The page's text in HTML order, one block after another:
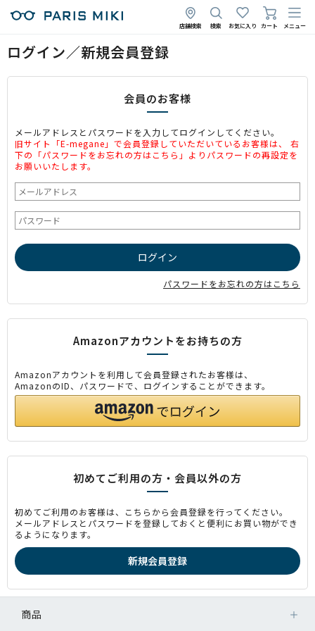
店舗検索 検索 お気に入り カート メニュー
ログイン／新規会員登録
会員のお客様
メールアドレスとパスワードを入力してログインしてください。
旧サイト「E-megane」で会員登録していただいているお客様は、 右
下の「パスワードをお忘れの方はこちら」よりパスワードの再設定を
お願いいたします。
パスワードをお忘れの方はこちら
Amazonアカウントをお持ちの方
Amazonアカウントを利用して会員登録されたお客様は、
AmazonのID、パスワードで、ログインすることができます。
初めてご利用の方・会員以外の方
初めてご利用のお客様は、こちらから会員登録を行ってください。
メールアドレスとパスワードを登録しておくと便利にお買い物ができ
るようになります。
商品